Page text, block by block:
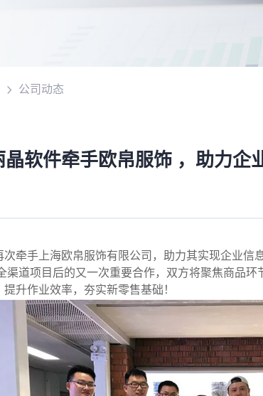
公司动态
晶软件牵手欧帛服饰 ，助力企
次牵手上海欧帛服饰有限公司，助力其实现企业信
渠道项目后的又一次重要合作，双方将聚焦商品环
升作业效率，夯实新零售基础！